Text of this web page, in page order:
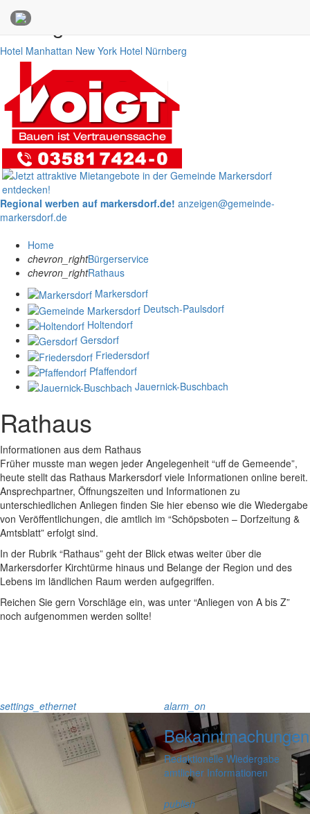
Anzeigen
Hotel Manhattan New York Hotel Nürnberg
Regional werben auf markersdorf.de! anzeigen@gemeinde-
markersdorf.de
Home
chevron_rightBürgerservice
chevron_rightRathaus
Markersdorf
Deutsch-Paulsdorf
Holtendorf
Gersdorf
Friedersdorf
Pfaffendorf
Jauernick-Buschbach
Rathaus
Informationen aus dem Rathaus
Früher musste man wegen jeder Angelegenheit “uff de Gemeende”,
heute stellt das Rathaus Markersdorf viele Informationen online bereit.
Ansprechpartner, Öffnungszeiten und Informationen zu
unterschiedlichen Anliegen finden Sie hier ebenso wie die Wiedergabe
von Veröffentlichungen, die amtlich im “Schöpsboten – Dorfzeitung &
Amtsblatt” erfolgt sind.
In der Rubrik “Rathaus” geht der Blick etwas weiter über die
Markersdorfer Kirchtürme hinaus und Belange der Region und des
Lebens im ländlichen Raum werden aufgegriffen.
Reichen Sie gern Vorschläge ein, was unter “Anliegen von A bis Z”
noch aufgenommen werden sollte!
settings_ethernet alarm_on
Bekanntmachungen
Redaktionelle Wiedergabe
amtlicher Informationen
publish